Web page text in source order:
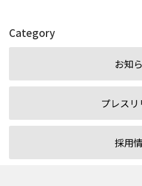
Category
お知
プレスリ
採用